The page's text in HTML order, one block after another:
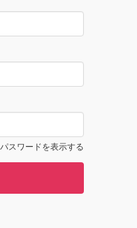
パスワードを表示する